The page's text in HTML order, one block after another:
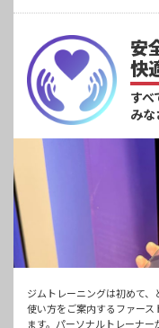
安
快
すべ
みな
ジムトレーニングは初めて
使い方をご案内するファー
ます。パーソナルトレーナ